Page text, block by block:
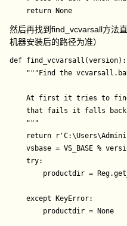
然后再找到find_vcvarsall方法
机器安装后的路径为准）
def find_vcvarsall(version):
"""Find the
At first it tries to
that fails it falls
    """
return
vsbase = VS_BASE %
    try:
productdir =
    except KeyError:
        productdir = None